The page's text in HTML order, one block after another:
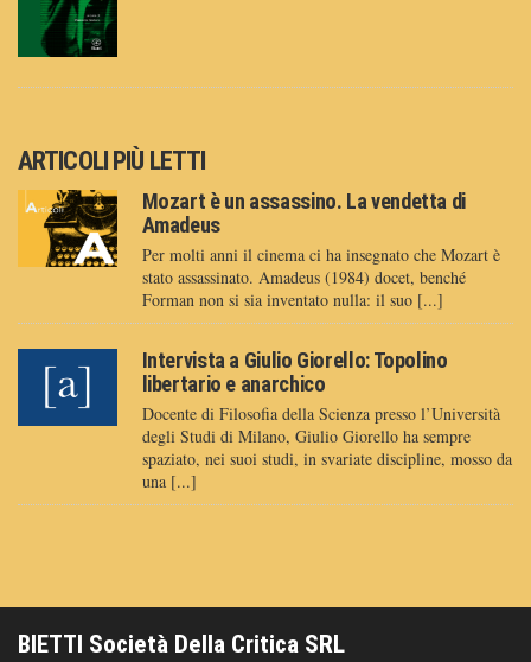
ARTICOLI PIÙ LETTI
Mozart è un assassino. La vendetta di
Amadeus
Per molti anni il cinema ci ha insegnato che Mozart è
stato assassinato. Amadeus (1984) docet, benché
Forman non si sia inventato nulla: il suo [...]
Intervista a Giulio Giorello: Topolino
libertario e anarchico
Docente di Filosofia della Scienza presso l’Università
degli Studi di Milano, Giulio Giorello ha sempre
spaziato, nei suoi studi, in svariate discipline, mosso da
una [...]
BIETTI Società Della Critica SRL